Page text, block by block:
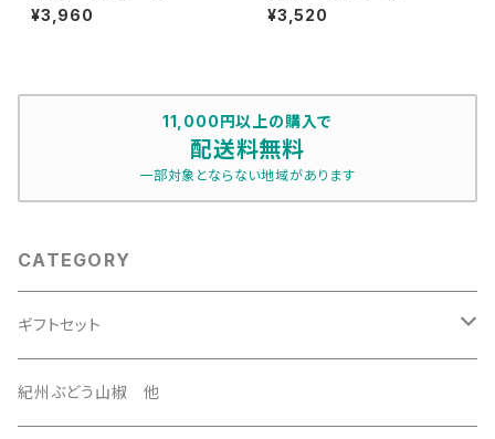
¥3,960 ¥3,520
11,000円以上の購入で
配送料無料
一部対象とならない地域があります
CATEGORY
ギフトセット
3500円セット
紀州ぶどう山椒 他